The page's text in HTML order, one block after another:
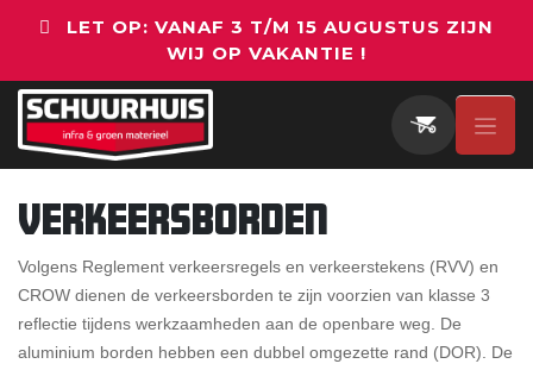
LET OP: VANAF 3 T/M 15 AUGUSTUS ZIJN
WIJ OP VAKANTIE !
Verkeersborden
Volgens Reglement verkeersregels en verkeerstekens (RVV) en
CROW dienen de verkeersborden te zijn voorzien van klasse 3
reflectie tijdens werkzaamheden aan de openbare weg. De
aluminium borden hebben een dubbel omgezette rand (DOR). De